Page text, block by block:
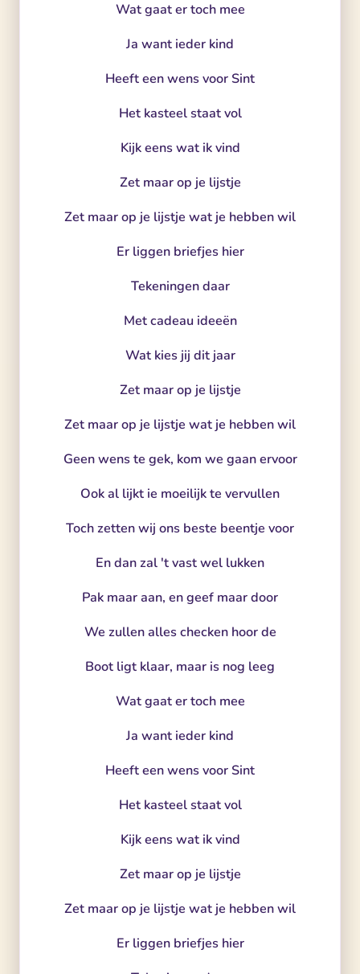
Wat gaat er toch mee
Ja want ieder kind
Heeft een wens voor Sint
Het kasteel staat vol
Kijk eens wat ik vind
Zet maar op je lijstje
Zet maar op je lijstje wat je hebben wil
Er liggen briefjes hier
Tekeningen daar
Met cadeau ideeën
Wat kies jij dit jaar
Zet maar op je lijstje
Zet maar op je lijstje wat je hebben wil
Geen wens te gek, kom we gaan ervoor
Ook al lijkt ie moeilijk te vervullen
Toch zetten wij ons beste beentje voor
En dan zal 't vast wel lukken
Pak maar aan, en geef maar door
We zullen alles checken hoor de
Boot ligt klaar, maar is nog leeg
Wat gaat er toch mee
Ja want ieder kind
Heeft een wens voor Sint
Het kasteel staat vol
Kijk eens wat ik vind
Zet maar op je lijstje
Zet maar op je lijstje wat je hebben wil
Er liggen briefjes hier